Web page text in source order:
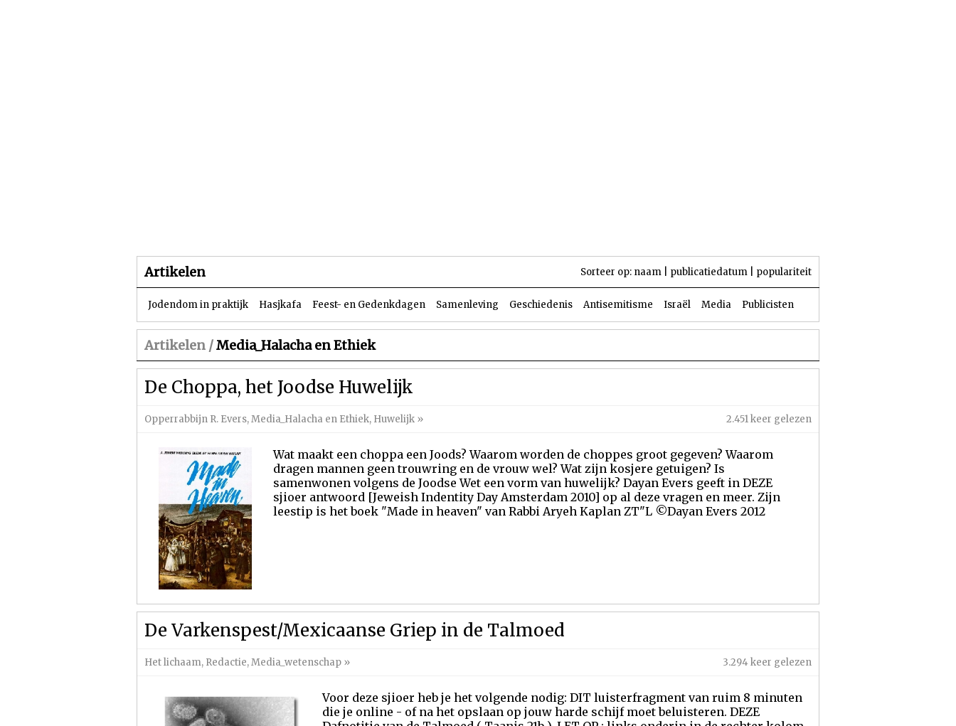
Artikelen Sorteer op: naam publicatiedatum populariteit
Jodendom in praktijk Hasjkafa Feest- en Gedenkdagen Samenleving Geschiedenis Antisemitisme Israël Media Publicisten
Artikelen /Media_Halacha en Ethiek
De Choppa, het Joodse Huwelijk
Opperrabbijn R. Evers,Media_Halacha en Ethiek, Huwelijk » 2.451 keer gelezen
Wat maakt een choppa een Joods? Waarom worden de choppes groot gegeven? Waarom
dragen mannen geen trouwring en de vrouw wel? Wat zijn kosjere getuigen? Is
samenwonen volgens de Joodse Wet een vorm van huwelijk? Dayan Evers geeft in DEZE
sjioer antwoord [Jeweish Indentity Day Amsterdam 2010] op al deze vragen en meer. Zijn
leestip is het boek "Made in heaven" van Rabbi Aryeh Kaplan ZT"L ©Dayan Evers 2012
De Varkenspest/Mexicaanse Griep in de Talmoed
Het lichaam, Redactie,Media_wetenschap » 3.294 keer gelezen
Voor deze sjioer heb je het volgende nodig: DIT luisterfragment van ruim 8 minuten
die je online - of na het opslaan op jouw harde schijf moet beluisteren. DEZE